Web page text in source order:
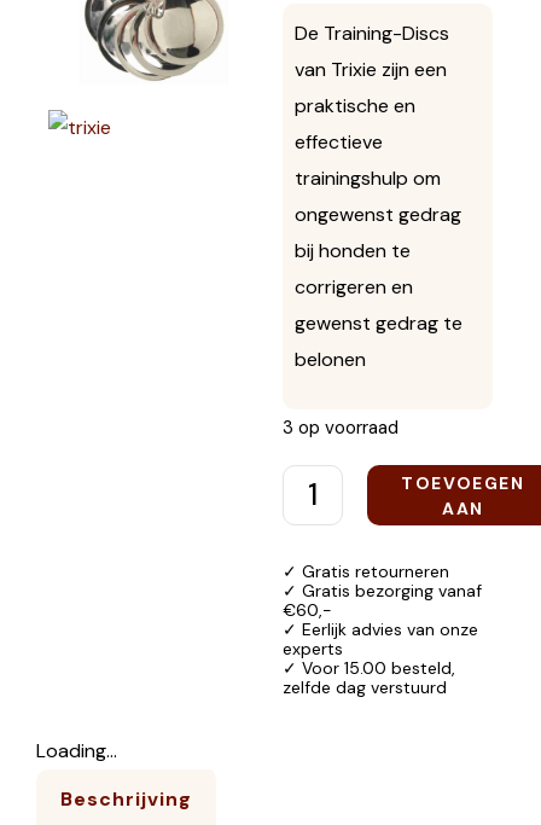
De Training-Discs
van Trixie zijn een
praktische en
effectieve
trainingshulp om
ongewenst gedrag
bij honden te
corrigeren en
gewenst gedrag te
belonen
3 op voorraad
TOEVOEGEN
AAN
✓ Gratis retourneren
✓ Gratis bezorging vanaf
€60,-
✓ Eerlijk advies van onze
experts
✓ Voor 15.00 besteld,
zelfde dag verstuurd
Loading...
Beschrijving